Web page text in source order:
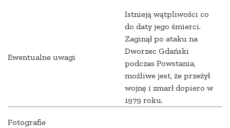
Ewentualne uwagi
Istnieją wątpliwości co
do daty jego śmierci.
Zaginął po ataku na
Dworzec Gdański
podczas Powstania,
możliwe jest, że przeżył
wojnę i zmarł dopiero w
1979 roku.
Fotografie